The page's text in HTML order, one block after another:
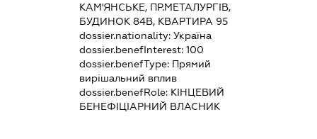
КАМ'ЯНСЬКЕ, ПР.МЕТАЛУРГІВ,
БУДИНОК 84В, КВАРТИРА 95
dossier.nationality:Україна
dossier.benefInterest:100
dossier.benefType: Прямий
вирішальний вплив
dossier.benefRole: КІНЦЕВИЙ
БЕНЕФІЦІАРНИЙ ВЛАСНИК